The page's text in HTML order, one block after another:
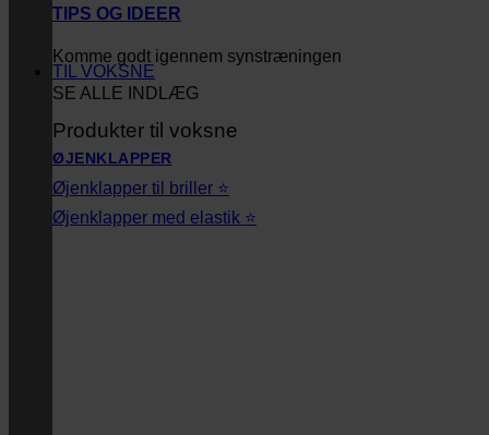
TIPS OG IDEER
Komme godt igennem synstræningen
SE ALLE INDLÆG
TIL VOKSNE
Produkter til voksne
ØJENKLAPPER
Øjenklapper til briller ⭐
Øjenklapper med elastik ⭐